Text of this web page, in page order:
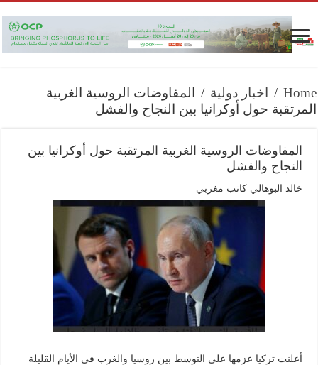
Home
/ اخبار دولية /
المفاوضات الروسية الغربية
المرتقبة حول أوكرانيا بين النجاح والفشل
المفاوضات الروسية الغربية المرتقبة حول أوكرانيا بين
النجاح والفشل
خالد البوهالي كاتب مغربي
أعلنت تركيا عزمها على التوسط بين روسيا والغرب في الأيام القليلة